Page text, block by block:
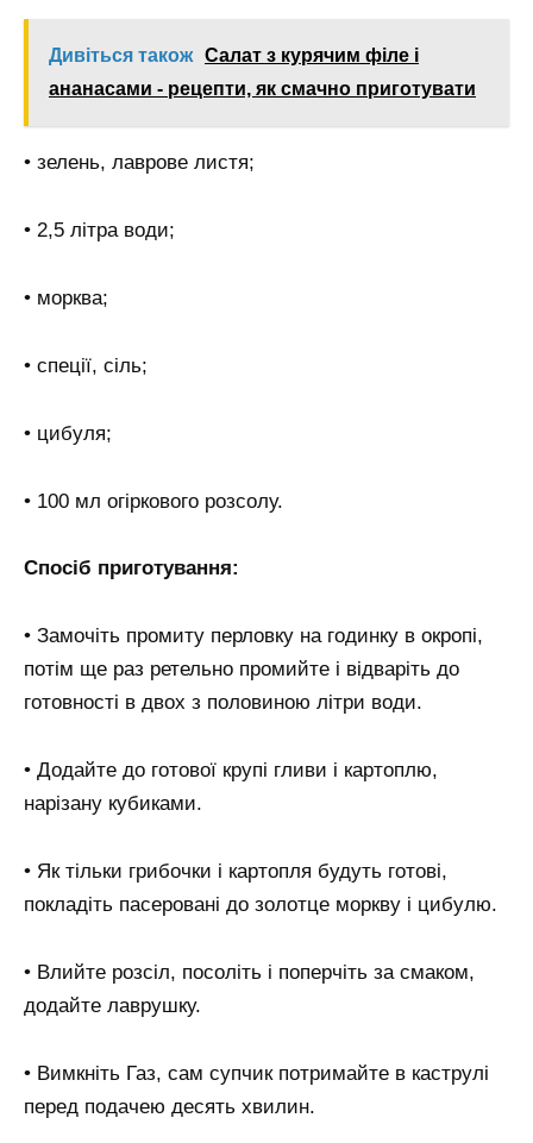
Дивіться також Салат з курячим філе і
ананасами - рецепти, як смачно приготувати
• зелень, лаврове листя;
• 2,5 літра води;
• морква;
• спеції, сіль;
• цибуля;
• 100 мл огіркового розсолу.
Спосіб приготування:
• Замочіть промиту перловку на годинку в окропі,
потім ще раз ретельно промийте і відваріть до
готовності в двох з половиною літри води.
• Додайте до готової крупі гливи і картоплю,
нарізану кубиками.
• Як тільки грибочки і картопля будуть готові,
покладіть пасеровані до золотце моркву і цибулю.
• Влийте розсіл, посоліть і поперчіть за смаком,
додайте лаврушку.
• Вимкніть Газ, сам супчик потримайте в каструлі
перед подачею десять хвилин.